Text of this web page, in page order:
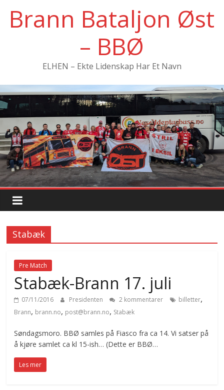
innholdet
Brann Bataljon Øst
– BBØ
ELHEN – Ekte Lidenskap Har Et Navn
Stabæk
Pre Match
Stabæk-Brann 17. juli
07/11/2016 Presidenten 2 kommentarer billetter,
Brann, brann.no, post@brann.no, Stabæk
Søndagsmoro. BBØ samles på Fiasco fra ca 14. Vi satser på
å kjøre samlet ca kl 15-ish… (Dette er BBØ…
Les mer